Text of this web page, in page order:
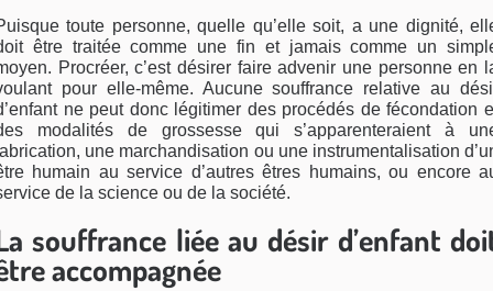
toute personne, quelle qu’elle soit, a une dignité,
être traitée comme une fin et jamais comme un
Procréer, c’est désirer faire advenir une personne en
pour elle-même. Aucune souffrance relative au
ne peut donc légitimer des procédés de fécondation
modalités de grossesse qui s’apparenteraient à
une marchandisation ou une instrumentalisation
humain au service d’autres êtres humains, ou encore
de la science ou de la société.
souffrance liée au désir d’enfant
accompagnée